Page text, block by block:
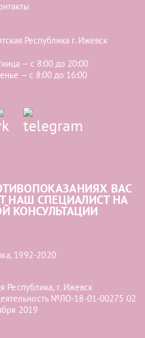
Республика г. Ижевск
— с 8:00 до 20:00
— с 8:00 до 16:00
ВАС
НАШ СПЕЦИАЛИСТ НА
КОНСУЛЬТАЦИИ
1992-2020
Республика, г. Ижевск
№ЛО-18-01-00275 02
2019